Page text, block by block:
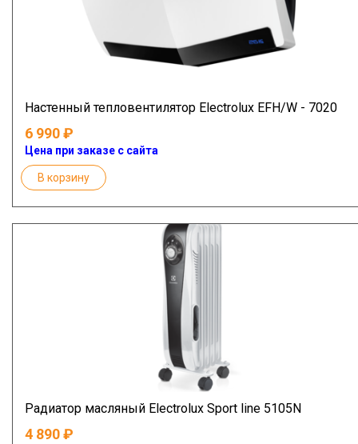
Настенный тепловентилятор Electrolux EFH/W - 7020
6 990
Цена при заказе с сайта
В корзину
Радиатор масляный Electrolux Sport line 5105N
4 890